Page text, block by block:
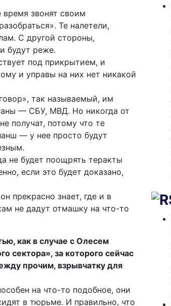
звонят своим
Те налетели,
С другой стороны,
будут реже.
под прикрытием, и
и управы на них нет никакой
так называемый, им
— СБУ, МВД. Но никогда от
получат, потому что те
— у нее просто будут
не будет поощрять теракты
если это будет доказано,
прекрасно знает, где и в
не дадут отмашку на что-то
как в случае с Олесем
сектора», за которого сейчас
прочим, взрывчатку для
на что-то подобное, они
в тюрьме. И правильно, что